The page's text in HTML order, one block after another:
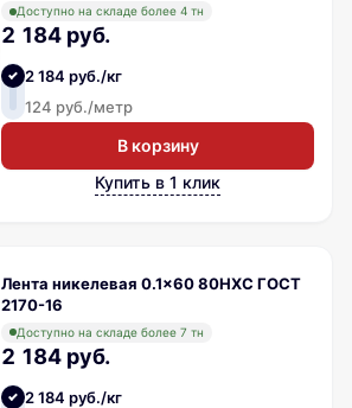
Доступно на складе более 4 тн
2 184 руб.
2 184 руб./кг
124 руб./метр
В корзину
Купить в 1 клик
Лента никелевая 0.1x60 80НХС ГОСТ
2170-16
Доступно на складе более 7 тн
2 184 руб.
2 184 руб./кг